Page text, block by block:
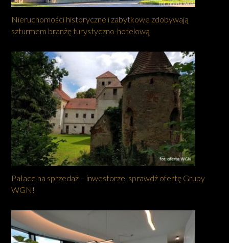
Nieruchomości historyczne i zabytkowe zdobywają
szturmem branżę turystyczno-hotelową
Pałace na sprzedaż – inwestorze, sprawdź ofertę Grupy
WGN!